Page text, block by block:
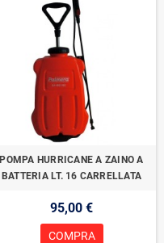
POMPA HURRICANE A ZAINO A
BATTERIA LT. 16 CARRELLATA
95,00 €
COMPRA